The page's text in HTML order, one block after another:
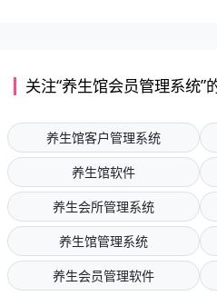
关注“养生馆会员管理系统”
养生馆客户管理系统
养生馆软件
养生会所管理系统
养生馆管理系统
养生会员管理软件